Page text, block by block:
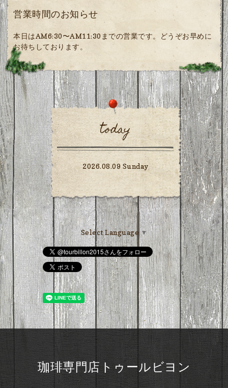
営業時間のお知らせ
本日はAM6:30〜AM11:30までの営業です。どうぞお早めに
お待ちしております。
today
2026.08.09 Sunday
Select Language ▼
珈琲専門店トゥールビヨン